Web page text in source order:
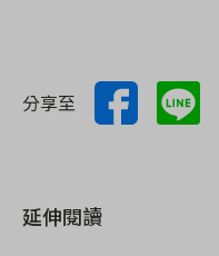
分享至
延伸閱讀